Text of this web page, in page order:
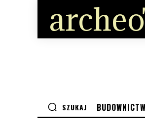
SZUKAJ